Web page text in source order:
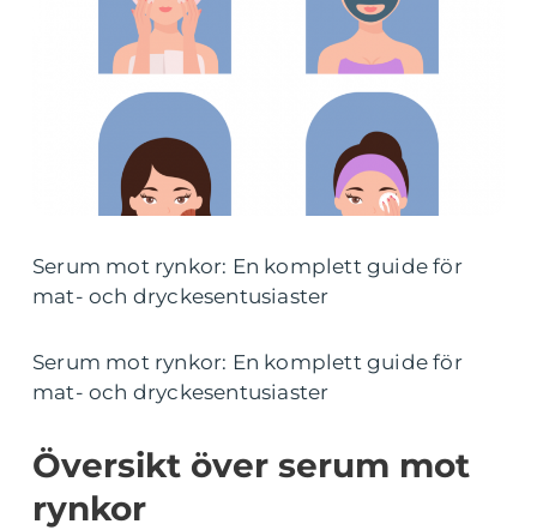
Serum mot rynkor: En komplett guide för
mat- och dryckesentusiaster
Serum mot rynkor: En komplett guide för
mat- och dryckesentusiaster
Översikt över serum mot
rynkor